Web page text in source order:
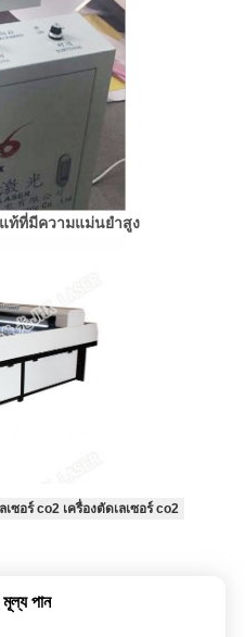
ท้ที่มีความแม่นยำสูง
เซอร์ co2 เครื่องตัดเลเซอร์ co2
মূল্য পান